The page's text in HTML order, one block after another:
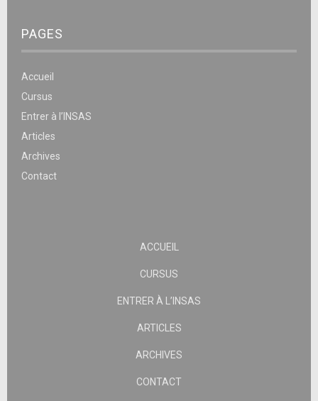
PAGES
Accueil
Cursus
Entrer à l’INSAS
Articles
Archives
Contact
ACCUEIL
CURSUS
ENTRER À L’INSAS
ARTICLES
ARCHIVES
CONTACT